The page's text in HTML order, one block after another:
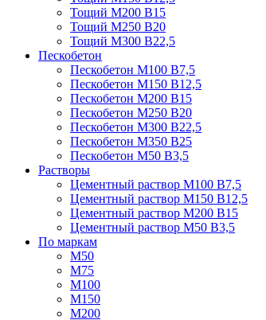
Тощий М200 В15
Тощий М250 В20
Тощий М300 В22,5
Пескобетон
Пескобетон М100 В7,5
Пескобетон М150 В12,5
Пескобетон М200 В15
Пескобетон М250 В20
Пескобетон М300 В22,5
Пескобетон М350 В25
Пескобетон М50 В3,5
Растворы
Цементный раствор М100 В7,5
Цементный раствор М150 В12,5
Цементный раствор М200 В15
Цементный раствор М50 В3,5
По маркам
М50
М75
М100
М150
М200